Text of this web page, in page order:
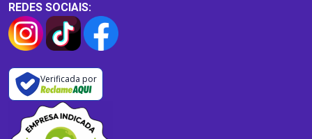
REDES SOCIAIS:
Verificada por